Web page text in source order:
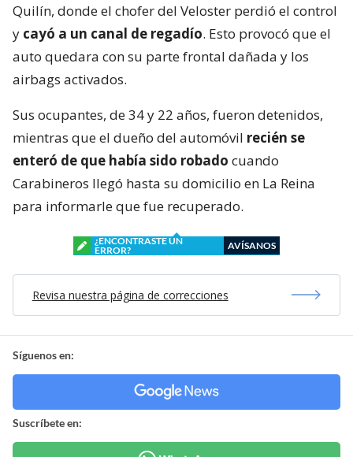
Quilín, donde el chofer del Veloster perdió el control
y cayó a un canal de regadío. Esto provocó que el
auto quedara con su parte frontal dañada y los
airbags activados.
Sus ocupantes, de 34 y 22 años, fueron detenidos,
mientras que el dueño del automóvil recién se
enteró de que había sido robado cuando
Carabineros llegó hasta su domicilio en La Reina
para informarle que fue recuperado.
¿ENCONTRASTE UN
ERROR?
AVÍSANOS
Revisa nuestra página de correcciones
Síguenos en:
Suscríbete en: